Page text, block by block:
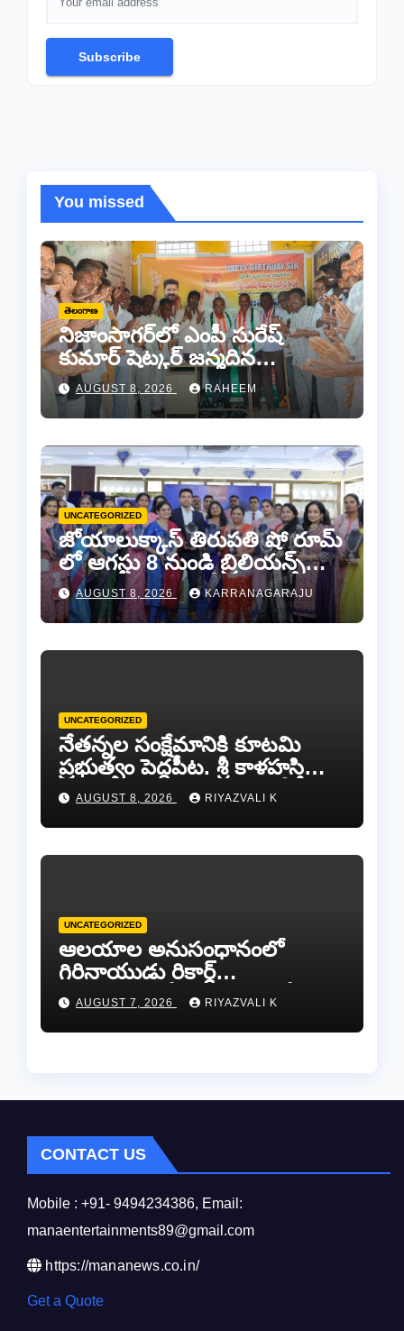
Subscribe
You missed
తెలంగాణ
నిజాంసాగర్‌లో ఎంపీ సురేష్
కుమార్ షెట్కర్ జన్మదిన
వేడుకలు..
AUGUST 8, 2026 RAHEEM
UNCATEGORIZED
జోయాలుక్కాస్ తిరుపతి షో రూమ్
లో ఆగస్టు 8 నుండి బ్రిలియన్స్
డైమండ్ జ్యాయలరీ షో..
AUGUST 8, 2026 KARRANAGARAJU
UNCATEGORIZED
నేతన్నల సంక్షేమానికి కూటమి
ప్రభుత్వం పెద్దపీట. శ్రీ కాళహస్తి
ఎమ్మెల్యే బొజ్జల వెంకట సుధీర్ రెడ్డి.
AUGUST 8, 2026 RIYAZVALI K
UNCATEGORIZED
ఆలయాల అనుసంధానంలో
గిరినాయుడు రికార్డ్
దారినేర్పరి..రోడ్డు నిర్మాణంతో పాటు
AUGUST 7, 2026 RIYAZVALI K
CONTACT US
Mobile : +91- 9494234386, Email:
manaentertainments89@gmail.com
https://mananews.co.in/
Get a Quote